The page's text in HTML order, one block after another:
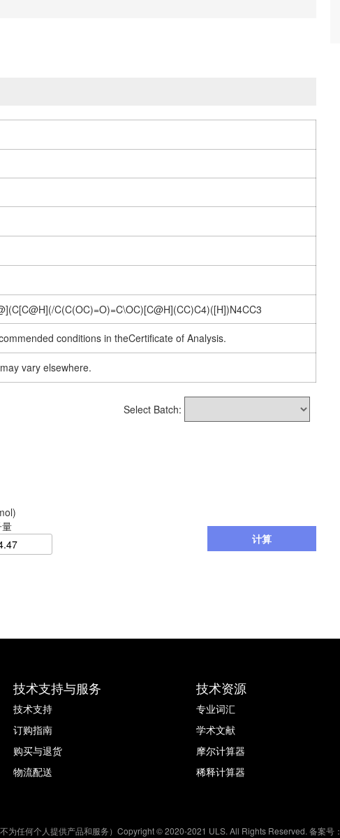
C(C(OC)=O)=C\OC)[C@H](CC)C4)([H])N4CC3
conditions in theCertificate of Analysis.
vary elsewhere.
Select Batch:
计算
技术支持与服务
技术支持
订购指南
购买与退货
物流配送
技术资源
专业词汇
学术文献
摩尔计算器
稀释计算器
任何个人提供产品和服务）Copyright © 2020-2021 ULS. All Rights Reserved. 备案号：